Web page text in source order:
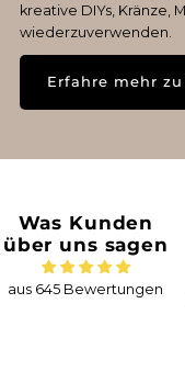
kreative DIYs, Kränze,
wiederzuverwenden.
Erfahre mehr
Was Kunden
über uns sagen
aus 645 Bewertungen
Trockenblumenstrauss „No.
137“ in Rosa und Gelb mit
Craspedia